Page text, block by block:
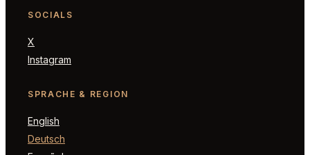
SOCIALS
X
Instagram
SPRACHE & REGION
English
Deutsch